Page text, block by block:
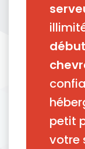
petit
votre